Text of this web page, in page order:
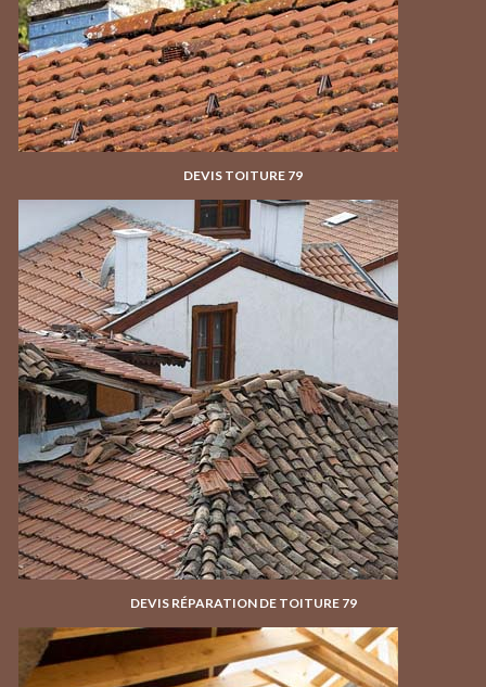
DEVIS TOITURE 79
DEVIS RÉPARATION DE TOITURE 79